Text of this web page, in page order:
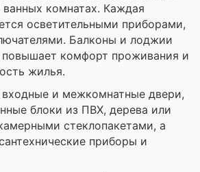
комнатах. Каждая
осветительными приборами,
Балконы и лоджии
повышает комфорт проживания и
жилья.
входные и межкомнатные двери,
блоки из ПВХ, дерева или
стеклопакетами, а
приборы и